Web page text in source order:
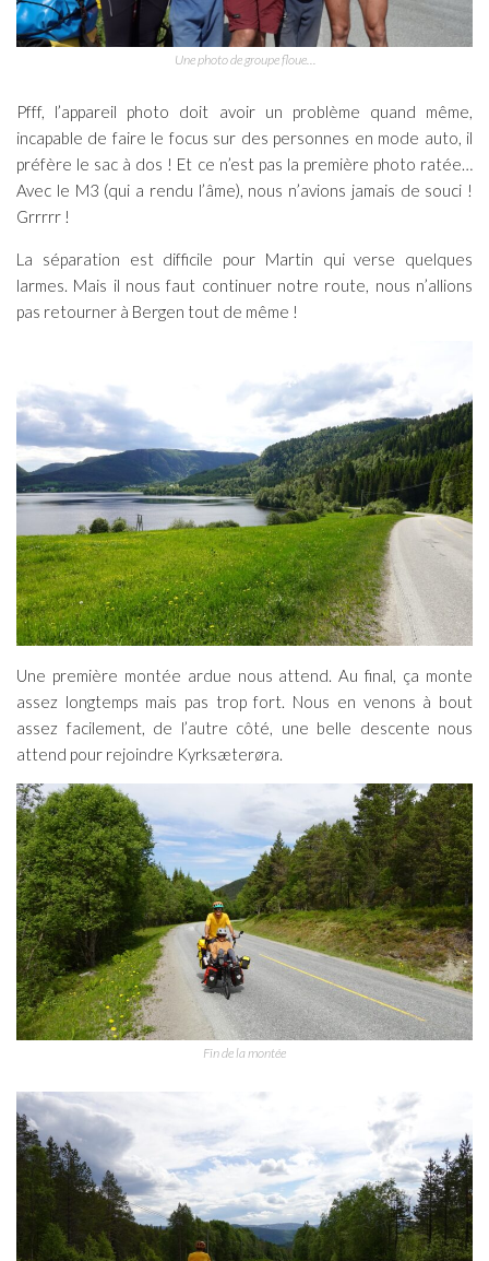
Une photo de groupe floue…
Pfff, l’appareil photo doit avoir un problème quand même,
incapable de faire le focus sur des personnes en mode auto, il
préfère le sac à dos ! Et ce n’est pas la première photo ratée…
Avec le M3 (qui a rendu l’âme), nous n’avions jamais de souci !
Grrrrr !
La séparation est difficile pour Martin qui verse quelques
larmes. Mais il nous faut continuer notre route, nous n’allions
pas retourner à Bergen tout de même !
Une première montée ardue nous attend. Au final, ça monte
assez longtemps mais pas trop fort. Nous en venons à bout
assez facilement, de l’autre côté, une belle descente nous
attend pour rejoindre Kyrksæterøra.
Fin de la montée